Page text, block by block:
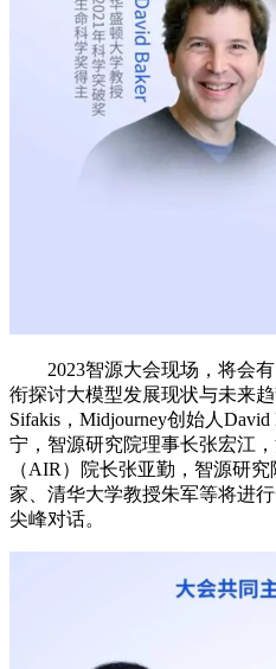
2023智源大会现场，将会有
衔探讨大模型发展现状与未来趋
Sifakis，Midjourney创始人
宁，智源研究院理事长张宏江
（AIR）院长张亚勤，智源研
家、清华大学教授朱军等将进
尖峰对话。